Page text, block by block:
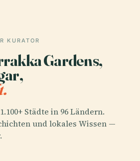
KURATOR
Gardens,
Städte in 96 Ländern.
und lokales Wissen —